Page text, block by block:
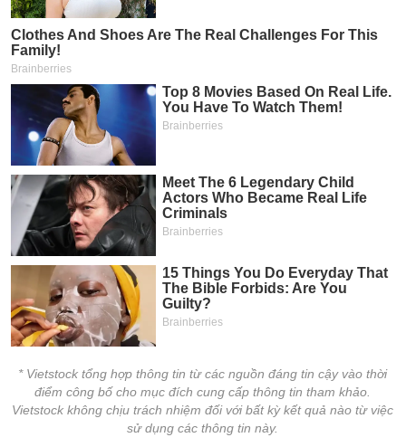
* Vietstock tổng hợp thông tin từ các nguồn đáng tin cậy vào thời
điểm công bố cho mục đích cung cấp thông tin tham khảo.
Vietstock không chịu trách nhiệm đối với bất kỳ kết quả nào từ việc
sử dụng các thông tin này.